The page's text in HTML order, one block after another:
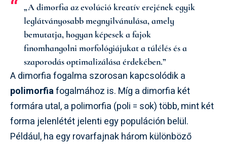
„A dimorfia az evolúció kreatív erejének egyik
leglátványosabb megnyilvánulása, amely
bemutatja, hogyan képesek a fajok
finomhangolni morfológiájukat a túlélés és a
szaporodás optimalizálása érdekében.”
A dimorfia fogalma szorosan kapcsolódik a
polimorfiafogalmához is. Míg a dimorfia két
formára utal, a polimorfia (poli = sok) több, mint két
forma jelenlétét jelenti egy populáción belül.
Például, ha egy rovarfajnak három különböző